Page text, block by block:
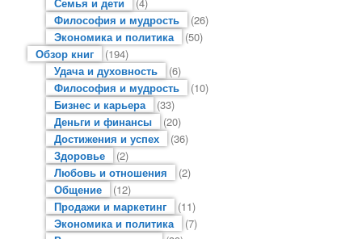
Философия и мудрость
(26)
Экономика и политика
(50)
Обзор книг
(194)
Удача и духовность
(6)
Философия и мудрость
(10)
Бизнес и карьера
(33)
Деньги и финансы
(20)
Достижения и успех
(36)
Здоровье
(2)
Любовь и отношения
(2)
Общение
(12)
Продажи и маркетинг
(11)
Экономика и политика
(7)